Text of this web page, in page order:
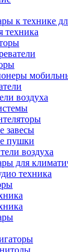
к технике
техника
воздуха
завесы
пушки
воздуха
для
техника